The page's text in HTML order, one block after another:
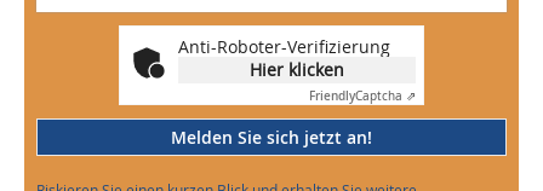
Anti-Roboter-Verifizierung
Hier klicken
FriendlyCaptcha ⇗
Melden Sie sich jetzt an!